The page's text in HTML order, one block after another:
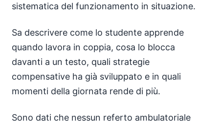
sistematica del funzionamento in situazione.
Sa descrivere come lo studente apprende
quando lavora in coppia, cosa lo blocca
davanti a un testo, quali strategie
compensative ha già sviluppato e in quali
momenti della giornata rende di più.
Sono dati che nessun referto ambulatoriale